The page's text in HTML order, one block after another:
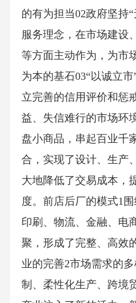
的有为担当02政府坚持
服务理念，在市场建设
等方面主动作为，为市
为本的基石03“以诚立
立完善的信用评价和惩
益、失信难行的市场环
盘小商品，串起百业千
合，实现了设计、生产
大地降低了交易成本，
度。前店后厂的模式1
印刷、物流、金融、电
聚，形成了完整、高效
业的完善2市场需求的
制、柔性化生产、跨境